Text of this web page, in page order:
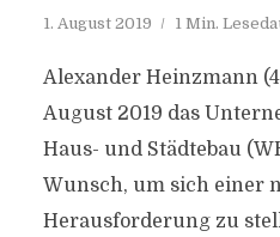
1. August 2019 1 Min.
Alexander Heinzmann
August 2019 das
Haus- und Städtebau
Wunsch, um sich einer
Herausforderung zu